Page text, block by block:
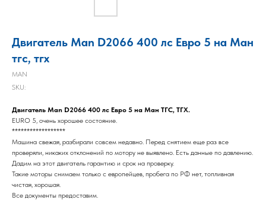
Двигатель Man D2066 400 лс Евро 5 на Ман
тгс, тгх
MAN
SKU:
Двигатель Man D2066 400 лс Евро 5 на Ман ТГС, ТГХ.
EURO 5, очень хорошее состояние.
******************
Машина свежая, разбирали совсем недавно. Перед снятием еще раз все
проверяли, никаких отклонений по мотору не выявлено. Есть данные по давлению.
Дадим на этот двигатель гарантию и срок на проверку.
Такие моторы снимаем только с европейцев, пробега по РФ нет, топливная
чистая, хорошая.
Все документы предоставим.